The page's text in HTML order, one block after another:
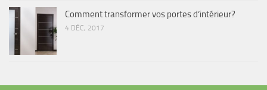
Comment transformer vos portes d’intérieur?
4 DÉC, 2017